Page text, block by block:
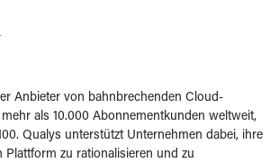
Anbieter von bahnbrechenden Cloud-
als 10.000 Abonnementkunden weltweit,
Qualys unterstützt Unternehmen dabei, ihre
zu rationalisieren und zu